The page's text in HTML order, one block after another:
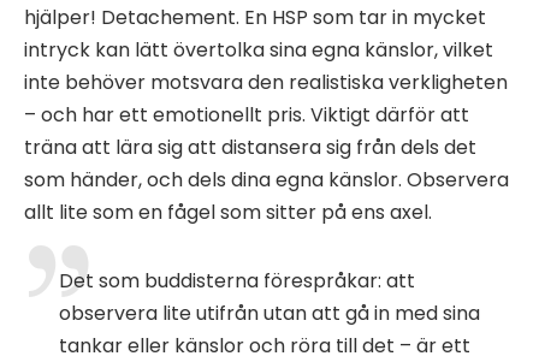
hjälper! Detachement. En HSP som tar in mycket
intryck kan lätt övertolka sina egna känslor, vilket
inte behöver motsvara den realistiska verkligheten
– och har ett emotionellt pris. Viktigt därför att
träna att lära sig att distansera sig från dels det
som händer, och dels dina egna känslor. Observera
allt lite som en fågel som sitter på ens axel.
Det som buddisterna förespråkar: att
observera lite utifrån utan att gå in med sina
tankar eller känslor och röra till det – är ett